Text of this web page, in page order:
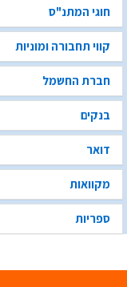
חוגי המתנ"ס
קווי תחבורה ומוניות
חברת החשמל
בנקים
דואר
מקוואות
ספריות